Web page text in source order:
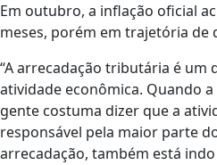
Em outubro, a inflação oficial
meses, porém em trajetória de
“A arrecadação tributária é um
atividade econômica. Quando
gente costuma dizer que a
responsável pela maior parte
arrecadação, também está